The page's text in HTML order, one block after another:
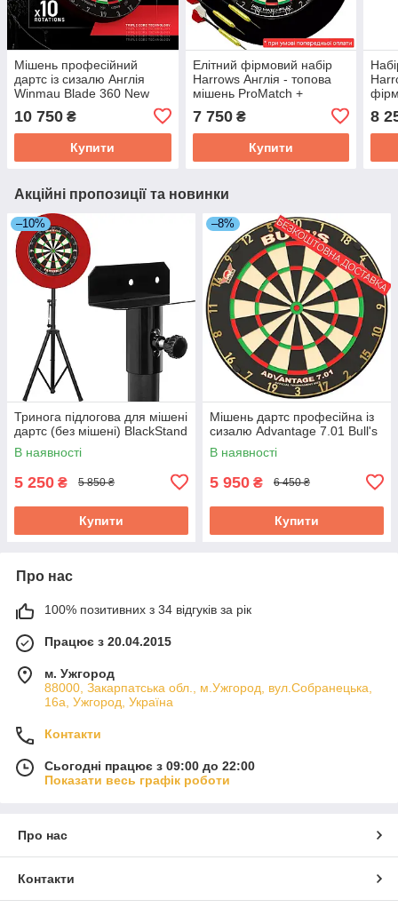
Мішень професійний
дартс із сизалю Англія
Winmau Blade 360 New
захистом
10 750 ₴
Купити
Елітний фірмовий набір
Harrows Англія - топова
мішень ProMatch +
фірмова захист + дротики
Harrows + лінія
7 750₴
Купити
8
Акційні пропозиції та новинки
–10%
Тринога підлогова для мішені
дартс (без мішені) BlackStand
В наявності
5 250 ₴ 5 850 ₴
Купити
–8%
Мішень дартс професійна із
сизалю Advantage 7.01 Bull's
В наявності
5 950 ₴ 6 450 ₴
Купити
Про нас
100% позитивних з 34 відгуків за рік
Працює з 20.04.2015
м. Ужгород
88000, Закарпатська обл., м.Ужгород, вул.Собранецька,
16а, Ужгород, Україна
Контакти
Сьогодні працює з 09:00 до 22:00
Показати весь графік роботи
Про нас
Контакти